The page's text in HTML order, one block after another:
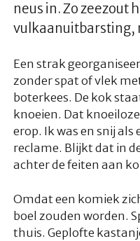
neus in. Zo zeezout
vulkaanuitbarsting,
Een strak
zonder spat of vlek
boterkees. De kok
knoeien. Dat
erop. Ik was en snij
reclame. Blijkt dat in
achter de feiten aan
Omdat een komiek
boel zouden worden.
thuis. Geplofte